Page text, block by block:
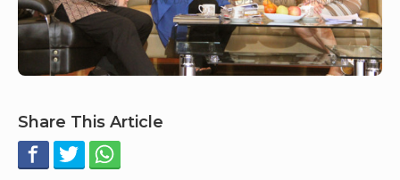
Share This Article